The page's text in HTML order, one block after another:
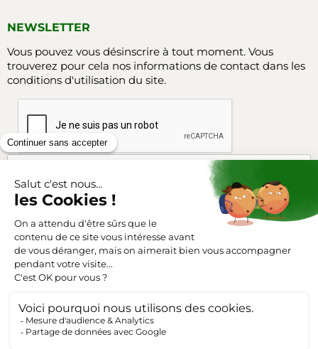
NEWSLETTER
Vous pouvez vous désinscrire à tout moment. Vous
trouverez pour cela nos informations de contact dans les
conditions d'utilisation du site.
SUIVEZ-NOUS
Mentions légales
Conditions générales de vente